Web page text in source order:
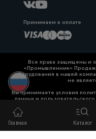
Принимаем к оплате
Все права защищены и
«Промышленник»
оборудования в нашей
не
Вы принимаете условия
данных и
свои данные в любой форме
Главная Каталог